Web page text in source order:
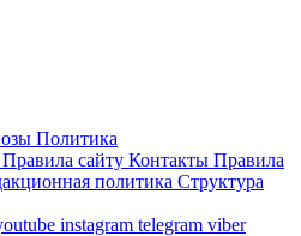
Политика
Правила сайту Контакты Правила
политика Структура
instagram telegram viber